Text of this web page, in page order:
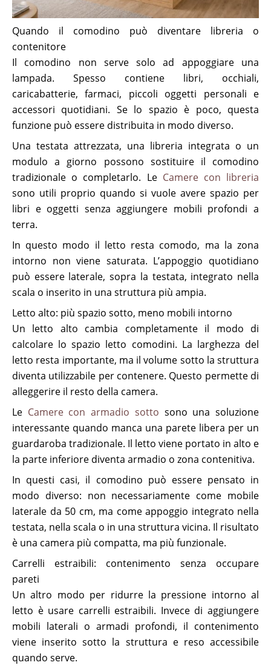
Quando il comodino può diventare libreria o
contenitore
Il comodino non serve solo ad appoggiare una
lampada. Spesso contiene libri, occhiali,
caricabatterie, farmaci, piccoli oggetti personali e
accessori quotidiani. Se lo spazio è poco, questa
funzione può essere distribuita in modo diverso.
Una testata attrezzata, una libreria integrata o un
modulo a giorno possono sostituire il comodino
tradizionale o completarlo. Le Camere con libreria
sono utili proprio quando si vuole avere spazio per
libri e oggetti senza aggiungere mobili profondi a
terra.
In questo modo il letto resta comodo, ma la zona
intorno non viene saturata. L’appoggio quotidiano
può essere laterale, sopra la testata, integrato nella
scala o inserito in una struttura più ampia.
Letto alto: più spazio sotto, meno mobili intorno
Un letto alto cambia completamente il modo di
calcolare lo spazio letto comodini. La larghezza del
letto resta importante, ma il volume sotto la struttura
diventa utilizzabile per contenere. Questo permette di
alleggerire il resto della camera.
Le Camere con armadio sotto sono una soluzione
interessante quando manca una parete libera per un
guardaroba tradizionale. Il letto viene portato in alto e
la parte inferiore diventa armadio o zona contenitiva.
In questi casi, il comodino può essere pensato in
modo diverso: non necessariamente come mobile
laterale da 50 cm, ma come appoggio integrato nella
testata, nella scala o in una struttura vicina. Il risultato
è una camera più compatta, ma più funzionale.
Carrelli estraibili: contenimento senza occupare
pareti
Un altro modo per ridurre la pressione intorno al
letto è usare carrelli estraibili. Invece di aggiungere
mobili laterali o armadi profondi, il contenimento
viene inserito sotto la struttura e reso accessibile
quando serve.